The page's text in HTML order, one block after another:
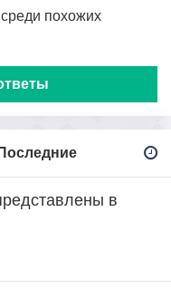
похожих
в